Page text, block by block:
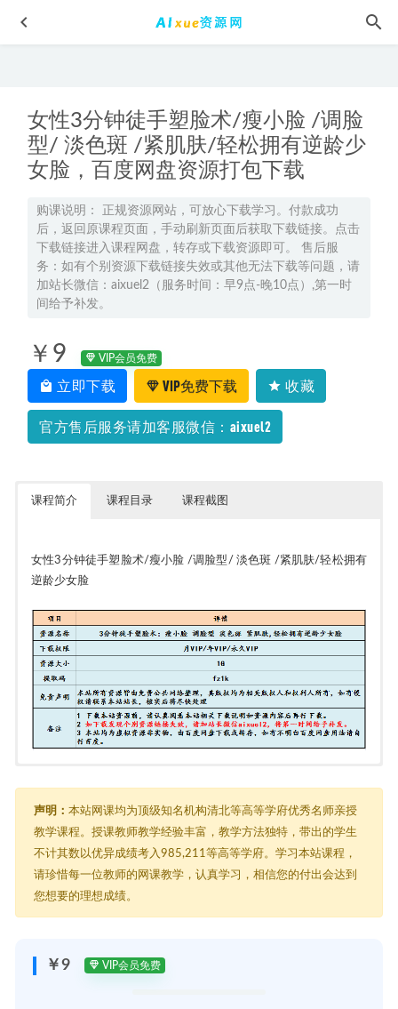
女性3分钟徒手塑脸术/瘦小脸 /调脸
型/ 淡色斑 /紧肌肤/轻松拥有逆龄少
女脸，百度网盘资源打包下载
购课说明： 正规资源网站，可放心下载学习。付款成功
后，返回原课程页面，手动刷新页面后获取下载链接。点击
下载链接进入课程网盘，转存或下载资源即可。 售后服
务：如有个别资源下载链接失效或其他无法下载等问题，请
加站长微信：aixuel2（服务时间：早9点-晚10点）,第一时
间给予补发。
￥9 VIP会员免费
立即下载 VIP免费下载 收藏
官方售后服务请加客服微信：aixuel2
课程简介 课程目录 课程截图
女性3分钟徒手塑脸术/瘦小脸 /调脸型/ 淡色斑 /紧肌肤/轻松拥有
逆龄少女脸
【完结】
├─ 01、脸型自测：脸部轮廓，决定你是不是大美女！.mp4
├─ 03 国字脸2：专业动作带练-7天改善四方国字脸.mp4
├─ 04、圆形脸1：消除囤脂，轻松打造小V脸、完美侧颜.ts
├─ 05 圆形脸2：专业动作带练-3分钟展现立体轮廓.mp4
├─ 06、鹅蛋脸1：拯救颈纹、双下巴，进一步提升精致感.ts
├─ 10 排毒去肿2：专业动作带练-排毒祛浮肿，提升精气神.ts
├─ 11 拉伸美颜1：睡前这样练，让你越睡越美.mp4
声明： 本站网课均为顶级知名机构清北等高等学府优秀名师亲授
教学课程。授课教师教学经验丰富，教学方法独特，带出的学生
不计其数以优异成绩考入985,211等高等学府。学习本站课程，
请珍惜每一位教师的网课教学，认真学习，相信您的付出会达到
您想要的理想成绩。
￥9 VIP会员免费
有声小说易中天中华史：大宋革新百度网盘打包下载 2023-
05-13
2023郑梦瑶高中物理a+全年班高考物理一轮复习视频教程+讲
义（暑假班）
2022-08-12
高中生物网课2022谢一凡高一生物尖端班全年班视频教程+课
CAD平面施工图模板素材大全，私人别墅/小庭院/景观设计方
案花园/绿化/造景素材，百度网盘资源打包下载
2022-01-18
2022【T鹰】西综考研教学视频 2021-04-09